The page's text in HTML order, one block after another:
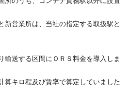
新営業所は、当社の指定する取扱駅と
輸送する区間にＯＲＳ料金を導入しま
算キロ程及び賃率で算定していました